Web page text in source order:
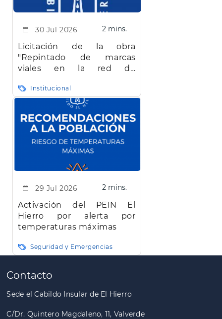
30 Jul 2026 2 mins.
Licitación de la obra
"Repintado de marcas
viales en la red de
Hierro"
Institucional
29 Jul 2026 2 mins.
Activación del PEIN El
Hierro por alerta por
temperaturas máximas
Seguridad y Emergencias
Paginación
Contacto
Sede el Cabildo Insular de El Hierro
C/Dr. Quintero Magdaleno, 11, Valverde